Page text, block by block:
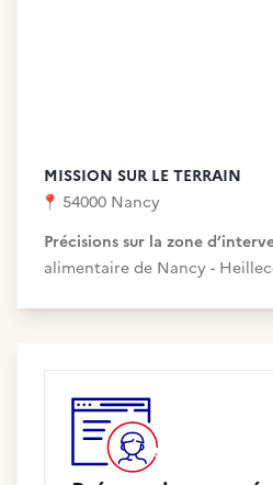
MISSION SUR LE TERRAIN
📍 54000 Nancy
Précisions sur la zone
alimentaire de Nancy -